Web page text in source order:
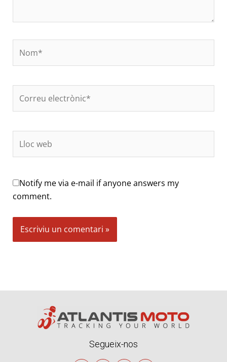
electrònic*
web
Notify me via e-mail if anyone answers my
comment.
Segueix-nos
F